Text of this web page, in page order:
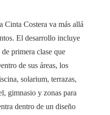
Cinta Costera va más allá
El desarrollo incluye
de primera clase que
de sus áreas, los
solarium, terrazas,
gimnasio y zonas para
dentro de un diseño